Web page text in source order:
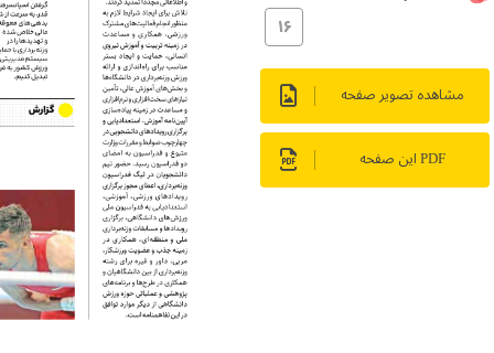
۱۶
مشاهده تصویر صفحه
PDF این صفحه